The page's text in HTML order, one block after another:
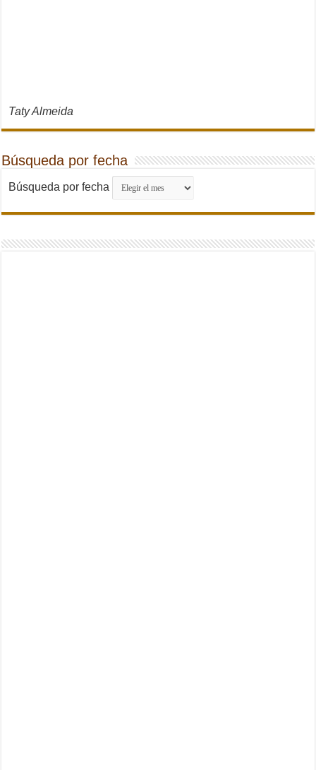
Taty Almeida
Búsqueda por fecha
Búsqueda por fecha